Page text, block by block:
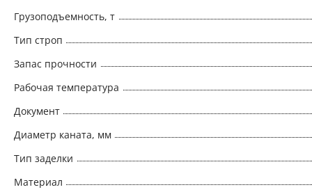
Грузоподъемность, т
Тип строп
Запас прочности
Рабочая температура
Документ
Диаметр каната, мм
Тип заделки
Материал